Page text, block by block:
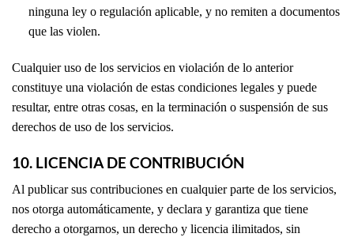
ninguna ley o regulación aplicable, y no remiten a documentos
que las violen.
Cualquier uso de los servicios en violación de lo anterior
constituye una violación de estas condiciones legales y puede
resultar, entre otras cosas, en la terminación o suspensión de sus
derechos de uso de los servicios.
10. LICENCIA DE CONTRIBUCIÓN
Al publicar sus contribuciones en cualquier parte de los servicios,
nos otorga automáticamente, y declara y garantiza que tiene
derecho a otorgarnos, un derecho y licencia ilimitados, sin